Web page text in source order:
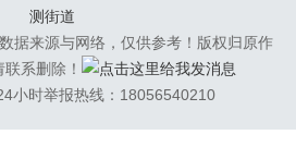
测街道
据来源与网络，仅供参考！版权归原作
系删除！
小时举报热线：18056540210